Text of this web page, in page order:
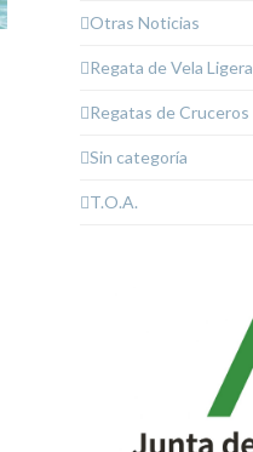
Otras Noticias
Regata de Vela Ligera
Regatas de Cruceros
Sin categoría
T.O.A.